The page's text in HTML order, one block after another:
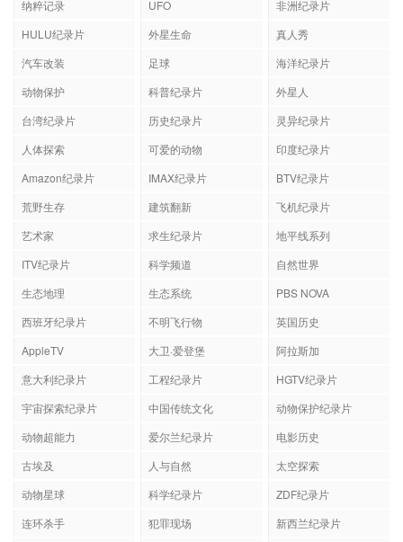
纳粹记录
UFO
非洲纪录片
HULU纪录片
外星生命
真人秀
汽车改装
足球
海洋纪录片
动物保护
科普纪录片
外星人
台湾纪录片
历史纪录片
灵异纪录片
人体探索
可爱的动物
印度纪录片
Amazon纪录片
IMAX纪录片
BTV纪录片
荒野生存
建筑翻新
飞机纪录片
艺术家
求生纪录片
地平线系列
ITV纪录片
科学频道
自然世界
生态地理
生态系统
PBS NOVA
西班牙纪录片
不明飞行物
英国历史
AppleTV
大卫·爱登堡
阿拉斯加
意大利纪录片
工程纪录片
HGTV纪录片
宇宙探索纪录片
中国传统文化
动物保护纪录片
动物超能力
爱尔兰纪录片
电影历史
古埃及
人与自然
太空探索
动物星球
科学纪录片
ZDF纪录片
连环杀手
犯罪现场
新西兰纪录片